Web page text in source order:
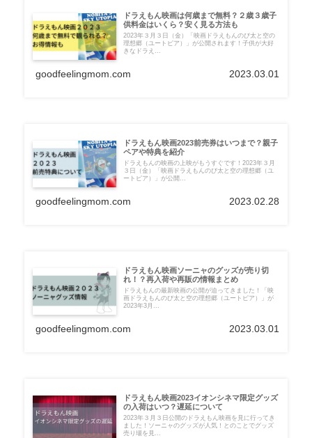
ドラえもん映画は何歳まで無料？２歳３歳子
供料金はいくら？安く見る方法も
2023年３月３日（金）「映画ドラえもんのび太と空の
理想郷（ユートピア）」が公開されます！子供が大好
きなドラえ...
goodfeelingmom.com 2023.03.01
ドラえもん映画2023前売券はいつまで？親子
ペアや特典を紹介
ドラえもんの映画の上映がもうすぐです！2023年３月
３日（金）「映画ドラえもんのび太と空の理想郷（ユ
ートピア）」が公開...
goodfeelingmom.com 2023.02.28
ドラえもん映画ソーニャのグッズが売り切
れ！？再入荷や再販の情報まとめ
ドラえもんの最新映画の公開が迫ってきました！「映
画ドラえもんのび太と空の理想郷（ユートピア）」が
2023年3月...
goodfeelingmom.com 2023.03.01
ドラえもん映画2023イオンシネマ限定グッズ
の入荷はいつ？遅延について
2023年３月３日公開のドラえもん映画を見に行ってき
ました！ソーニャのグッズが人気！とのことでグッズ
売り場を見...